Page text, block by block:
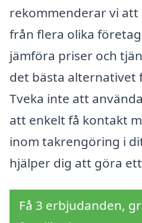
rekommenderar vi
från flera olika
jämföra priser och
det bästa alternativet
Tveka inte att
att enkelt få kontakt
inom takrengöring i
hjälper dig att göra
Få 3 erbjudanden,